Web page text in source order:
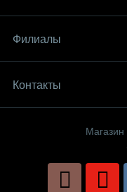
Филиалы
Контакты